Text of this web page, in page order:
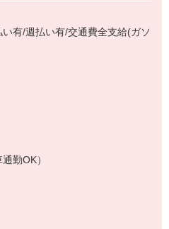
リズムも整いやすく、趣味や家族
絡ください♪
有/週払い有/交通費全支給(ガソ
勤OK）